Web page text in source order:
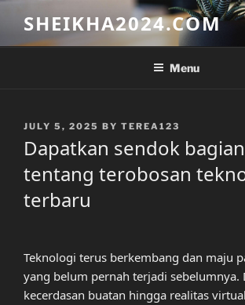
content
SHEIKHA2024.COM
Menu
POSTED
JULY 5, 2025 BY TEREA123
Dapatkan sendok
tentang terobosan
terbaru
Teknologi terus berkembang dan maju
yang belum pernah terjadi sebelumnya.
kecerdasan buatan hingga realitas